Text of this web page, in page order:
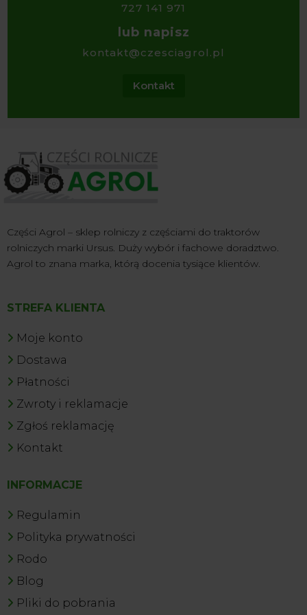
727 141 971
lub napisz
kontakt@czesciagrol.pl
Kontakt
Części Agrol – sklep rolniczy z częściami do traktorów
rolniczych marki Ursus. Duży wybór i fachowe doradztwo.
Agrol to znana marka, którą docenia tysiące klientów.
STREFA KLIENTA
Moje konto
Dostawa
Płatności
Zwroty i reklamacje
Zgłoś reklamację
Kontakt
INFORMACJE
Regulamin
Polityka prywatności
Rodo
Blog
Pliki do pobrania